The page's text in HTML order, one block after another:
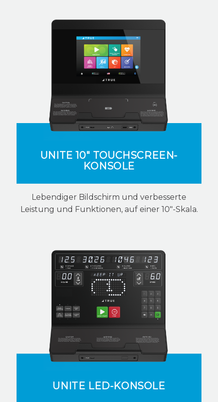
UNITE 10" TOUCHSCREEN-
KONSOLE
Lebendiger Bildschirm und verbesserte
Leistung und Funktionen, auf einer 10"-Skala.
UNITE LED-KONSOLE